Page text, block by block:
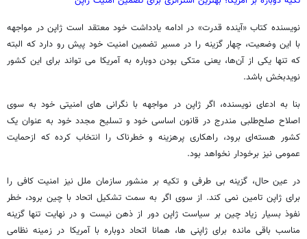
نویسنده کتاب «آینده قدرت» در ادامه یادداشت خود معتقد است ژاپن در مواجهه
با این وضعیت، چهار گزینه را در مسیر تضمین امنیت خود پیش رو دارد که البته
که تنها یکی از آن‌ها، یعنی متکی بودن دوباره به آمریکا می تواند برای این کشور
نویدبخش باشد.
بنا به ادعای نویسنده، اگر ژاپن در مواجهه با نگرانی های امنیتی خود به سوی
اصلاح صلح‌طلبی مندرج در قانون اساسی خود و تسلیح مجدد خود به عنوان یک
کشور هسته‌ای برود، راهکاری پرهزینه و خطرناک را انتخاب کرده که ازحمایت
عمومی نیز برخودار نخواهد بود.
در عین حال، گزینه بی طرفی و تکیه بر منشور سازمان ملل نیز امنیت کافی را
برای ژاپن تامین نمی کند. از سوی اگر به سمت تشکیل اتحاد با چین برود، خطر
نفوذ بسیار زیاد چین بر سیاست ژاپن دور از ذهن نیست و در نهایت تنها گزینه
مناسب باقی مانده برای ژاپنی ها، همانا اتحاد دوباره با آمریکا در زمینه نظامی